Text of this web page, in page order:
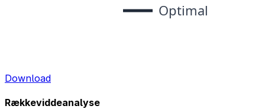
Download
Rækkeviddeanalyse